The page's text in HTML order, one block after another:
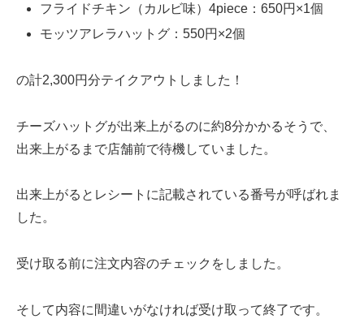
フライドチキン（カルビ味）4piece：650円×1個
モッツアレラハットグ：550円×2個
の計2,300円分テイクアウトしました！
チーズハットグが出来上がるのに約8分かかるそうで、
出来上がるまで店舗前で待機していました。
出来上がるとレシートに記載されている番号が呼ばれま
した。
受け取る前に注文内容のチェックをしました。
そして内容に間違いがなければ受け取って終了です。